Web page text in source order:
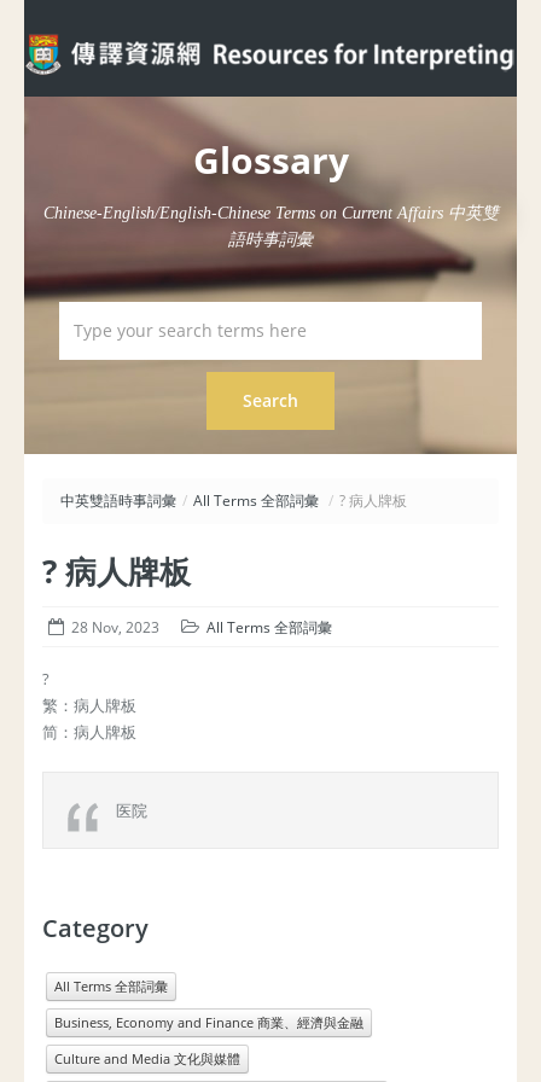
Glossary
Chinese-English/English-Chinese Terms on Current Affairs 中英雙
語時事詞彙
中英雙語時事詞彙 / All Terms 全部詞彙 / ? 病人牌板
? 病人牌板
28 Nov, 2023 All Terms 全部詞彙
?
繁：病人牌板
简：病人牌板
医院
Category
All Terms 全部詞彙
Business, Economy and Finance 商業、經濟與金融
Culture and Media 文化與媒體